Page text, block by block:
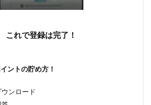
これで登録は完了！
ントの貯め方！
ウンロード